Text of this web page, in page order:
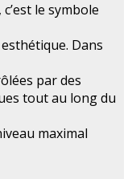
, c’est le symbole
Dans
par des
tout au long du
maximal